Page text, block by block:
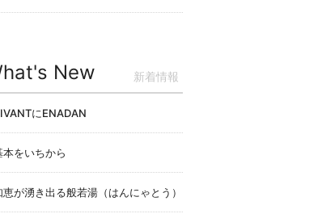
New 新着情報
にENADAN
本をいちから
恵が湧き出る般若湯（はんにゃとう）